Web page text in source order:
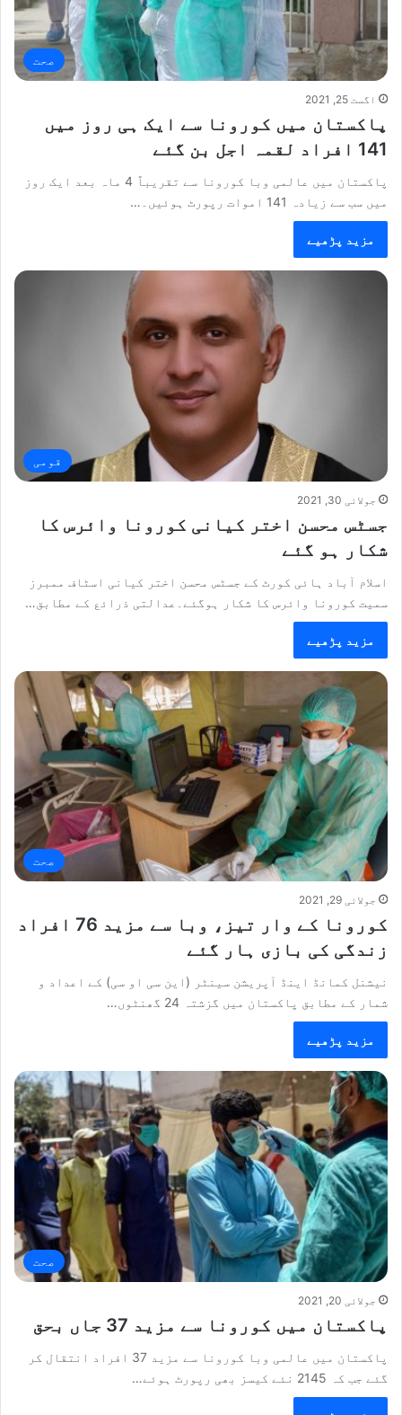
صحت
اگست 25, 2021
پاکستان میں کورونا سے ایک ہی روز میں
141 افراد لقمہ اجل بن گئے
پاکستان میں عالمی وبا کورونا سے تقریباً 4 ماہ بعد ایک روز
میں سب سے زیادہ 141 اموات رپورٹ ہوئیں۔…
مزید پڑھیے
قومی
جولائی 30, 2021
جسٹس محسن اختر کیانی کورونا وائرس کا
شکار ہو گئے
اسلام آباد ہائی کورٹ کے جسٹس محسن اختر کیانی اسٹاف ممبرز
سمیت کورونا وائرس کا شکار ہوگئے۔عدالتی ذرائع کے مطابق…
مزید پڑھیے
صحت
جولائی 29, 2021
کورونا کے وار تیز، وبا سے مزید 76 افراد
زندگی کی بازی ہار گئے
نیشنل کمانڈ اینڈ آپریشن سینٹر (این سی او سی) کے اعداد و
شمار کے مطابق پاکستان میں گزشتہ 24 گھنٹوں…
مزید پڑھیے
صحت
جولائی 20, 2021
پاکستان میں کورونا سے مزید 37 جاں بحق
پاکستان میں عالمی وبا کورونا سے مزید 37 افراد انتقال کر
گئے جب کہ 2145 نئے کیسز بھی رپورٹ ہوئے…